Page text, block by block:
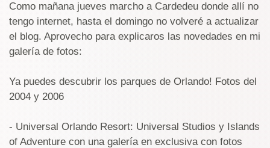
Como mañana jueves marcho a Cardedeu donde allí no
tengo internet, hasta el domingo no volveré a actualizar
el blog. Aprovecho para explicaros las novedades en mi
galería de fotos:
Ya puedes descubrir los parques de Orlando! Fotos del
2004 y 2006
- Universal Orlando Resort: Universal Studios y Islands
of Adventure con una galería en exclusiva con fotos